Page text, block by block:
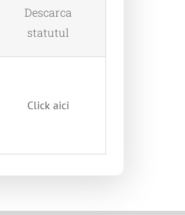
Descarca
statutul
Click aici